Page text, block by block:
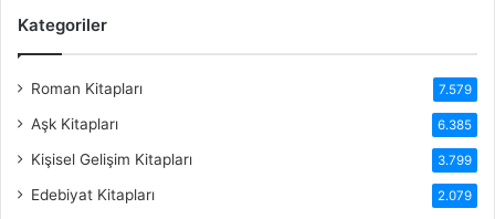
Kategoriler
Roman Kitapları 7.579
Aşk Kitapları 6.385
Kişisel Gelişim Kitapları 3.799
Edebiyat Kitapları 2.079